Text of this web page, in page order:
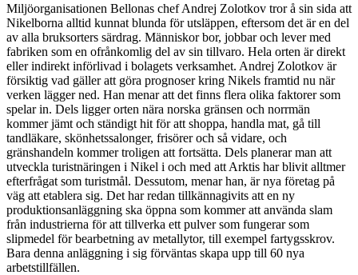
Miljöorganisationen Bellonas chef Andrej Zolotkov tror å sin sida att
Nikelborna alltid kunnat blunda för utsläppen, eftersom det är en del
av alla bruksorters särdrag. Människor bor, jobbar och lever med
fabriken som en ofrånkomlig del av sin tillvaro. Hela orten är direkt
eller indirekt införlivad i bolagets verksamhet. Andrej Zolotkov är
försiktig vad gäller att göra prognoser kring Nikels framtid nu när
verken lägger ned. Han menar att det finns flera olika faktorer som
spelar in. Dels ligger orten nära norska gränsen och norrmän
kommer jämt och ständigt hit för att shoppa, handla mat, gå till
tandläkare, skönhetssalonger, frisörer och så vidare, och
gränshandeln kommer troligen att fortsätta. Dels planerar man att
utveckla turistnäringen i Nikel i och med att Arktis har blivit alltmer
efterfrågat som turistmål. Dessutom, menar han, är nya företag på
väg att etablera sig. Det har redan tillkännagivits att en ny
produktionsanläggning ska öppna som kommer att använda slam
från industrierna för att tillverka ett pulver som fungerar som
slipmedel för bearbetning av metallytor, till exempel fartygsskrov.
Bara denna anläggning i sig förväntas skapa upp till 60 nya
arbetstillfällen.